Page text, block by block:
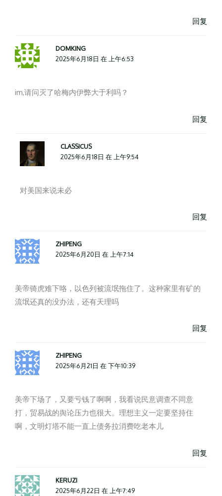
回复
DOMKING
2025年6月18日 在 上午6:53
im,请问灭了哈梅内伊弊大于利吗？
回复
CLASSICUS
2025年6月18日 在 上午9:54
对美国来说未必
回复
ZHIPENG
2025年6月20日 在 上午7:14
美帝骑虎难下咯，以色列被流氓拖住了。这种家里有矿的
流氓还真的没办法，还有天理吗
回复
ZHIPENG
2025年6月21日 在 下午10:39
美帝下场了，又要亏钱了啊啊，我看说民意调查不同意
打，贸易战的舆论压力也很大。理想主义一定要坚持住
啊，文明灯塔不能一直上债务拉消费吃老本儿
回复
KERUZI
2025年6月22日 在 上午7:49